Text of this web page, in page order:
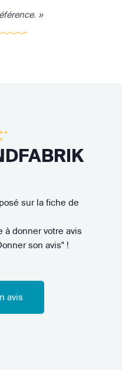
»
sur la fiche de
à donner votre avis
son avis" !
avis